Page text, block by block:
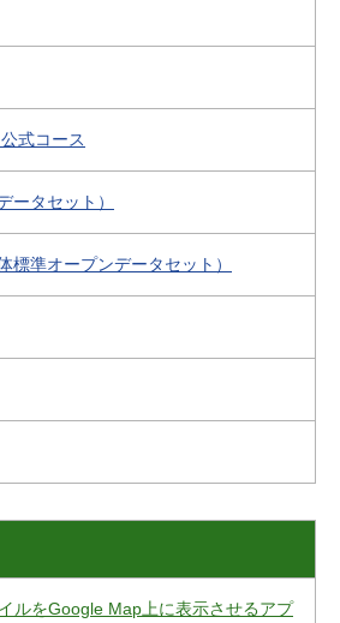
式コース
ータセット）
標準オープンデータセット）
ルをGoogle Map上に表示させるアプ